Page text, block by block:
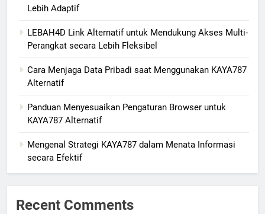
Lebih Adaptif
LEBAH4D Link Alternatif untuk Mendukung Akses Multi-
Perangkat secara Lebih Fleksibel
Cara Menjaga Data Pribadi saat Menggunakan KAYA787
Alternatif
Panduan Menyesuaikan Pengaturan Browser untuk
KAYA787 Alternatif
Mengenal Strategi KAYA787 dalam Menata Informasi
secara Efektif
Recent Comments